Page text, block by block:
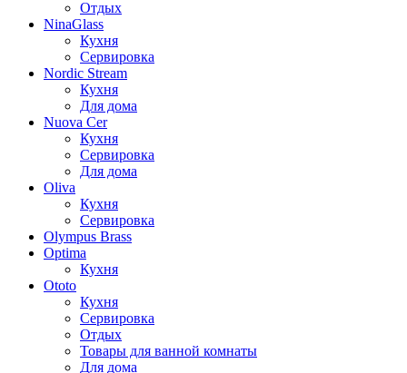
Отдых
NinaGlass
Кухня
Сервировка
Nordic Stream
Кухня
Для дома
Nuova Cer
Кухня
Сервировка
Для дома
Oliva
Кухня
Сервировка
Olympus Brass
Optima
Кухня
Ototo
Кухня
Сервировка
Отдых
Товары для ванной комнаты
Для дома